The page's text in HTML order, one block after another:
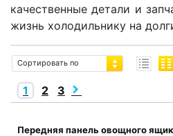
качественные детали и
жизнь холодильнику на
Сортировать по
1 2 3
Передняя панель овощного